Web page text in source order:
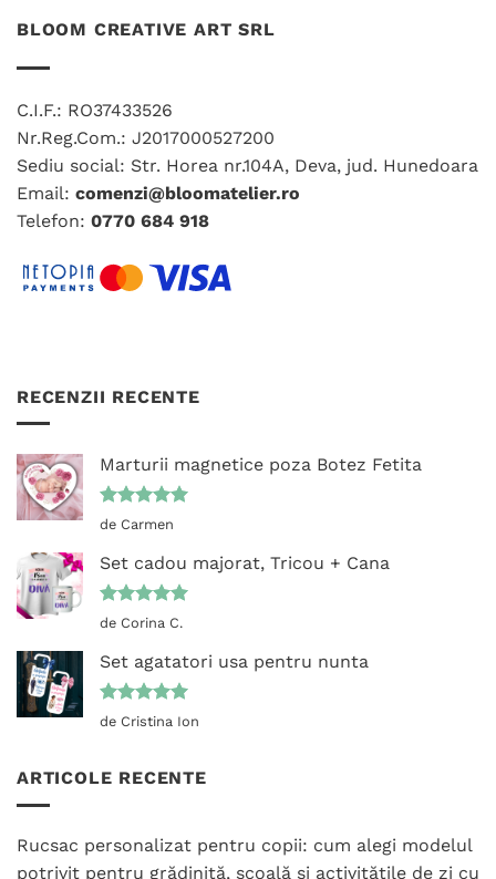
multe
fi
alese
în
pagina
produsului.
BLOOM CREATIVE ART SRL
C.I.F.: RO37433526
Nr.Reg.Com.: J2017000527200
Sediu social: Str. Horea nr.104A, Deva, jud. Hunedoara
Email: comenzi@bloomatelier.ro
Telefon: 0770 684 918
RECENZII RECENTE
Marturii magnetice poza Botez Fetita
Evaluat la
de Carmen
Set cadou majorat, Tricou + Cana
Evaluat la
de Corina C.
Set agatatori usa pentru nunta
Evaluat la
de Cristina Ion
ARTICOLE RECENTE
Rucsac personalizat pentru copii: cum alegi modelul
potrivit pentru grădiniță, școală și activitățile de zi cu